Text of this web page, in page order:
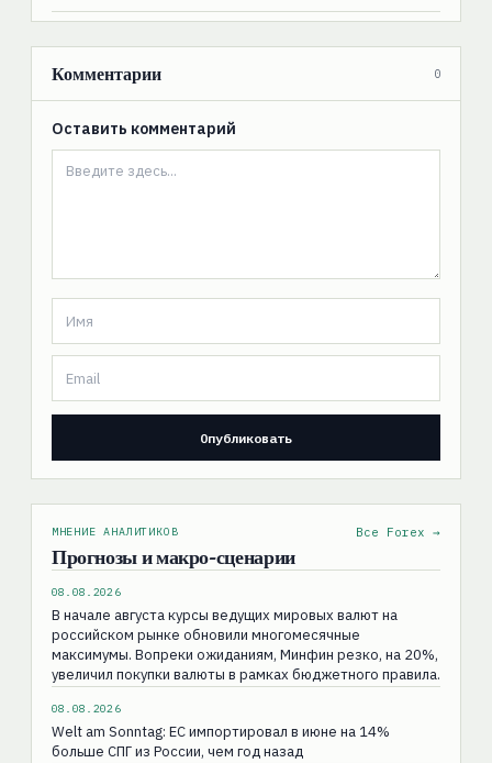
Комментарии 0
Оставить комментарий
МНЕНИЕ АНАЛИТИКОВ
Прогнозы и макро-сценарии
Все Forex →
08.08.2026
В начале августа курсы ведущих мировых валют на
российском рынке обновили многомесячные
максимумы. Вопреки ожиданиям, Минфин резко, на 20%,
увеличил покупки валюты в рамках бюджетного правила.
08.08.2026
Welt am Sonntag: ЕС импортировал в июне на 14%
больше СПГ из России, чем год назад